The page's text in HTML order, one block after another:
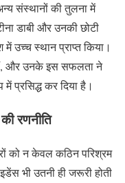
संस्थानों की तुलना में
डाबी और उनकी छोटी
उच्च स्थान प्राप्त किया।
और उनके इस सफलता ने
प्रसिद्ध कर दिया है।
रणनीति
को न केवल कठिन परिश्रम
भी उतनी ही जरूरी होती